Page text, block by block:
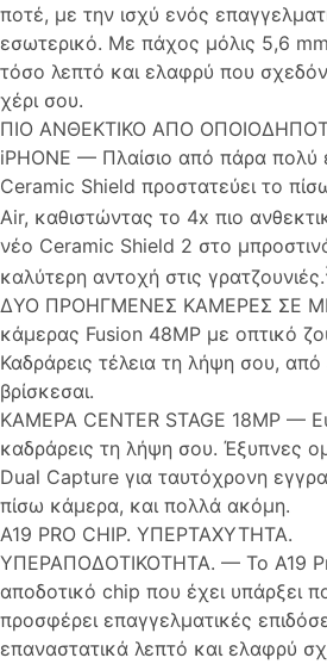
ποτέ, με την ισχύ ενός
εσωτερικό. Με πάχος μόλις 5,6
τόσο λεπτό και ελαφρύ που
χέρι σου.
ΠΙΟ ΑΝΘΕΚΤΙΚΟ ΑΠΟ
iPHONE — Πλαίσιο από πάρα πολύ
Ceramic Shield προστατεύει το
Air, καθιστώντας το 4x πιο
νέο Ceramic Shield 2 στο
καλύτερη αντοχή στις γρατζουνιές.
ΔΥΟ ΠΡΟΗΓΜΕΝΕΣ ΚΑΜΕΡΕΣ ΣΕ
κάμερας Fusion 48MP με οπτικό
Καδράρεις τέλεια τη λήψη σου,
βρίσκεσαι.
ΚΑΜΕΡΑ CENTER STAGE 18MP —
καδράρεις τη λήψη σου. Έξυπνες
Dual Capture για ταυτόχρονη
πίσω κάμερα, και πολλά ακόμη.
A19 PRO CHIP. ΥΠΕΡΤΑΧΥΤΗΤΑ.
ΥΠΕΡΑΠΟΔΟΤΙΚΟΤΗΤΑ. — Το A19
αποδοτικό chip που έχει υπάρξει
προσφέρει επαγγελματικές
επαναστατικά λεπτό και ελαφρύ